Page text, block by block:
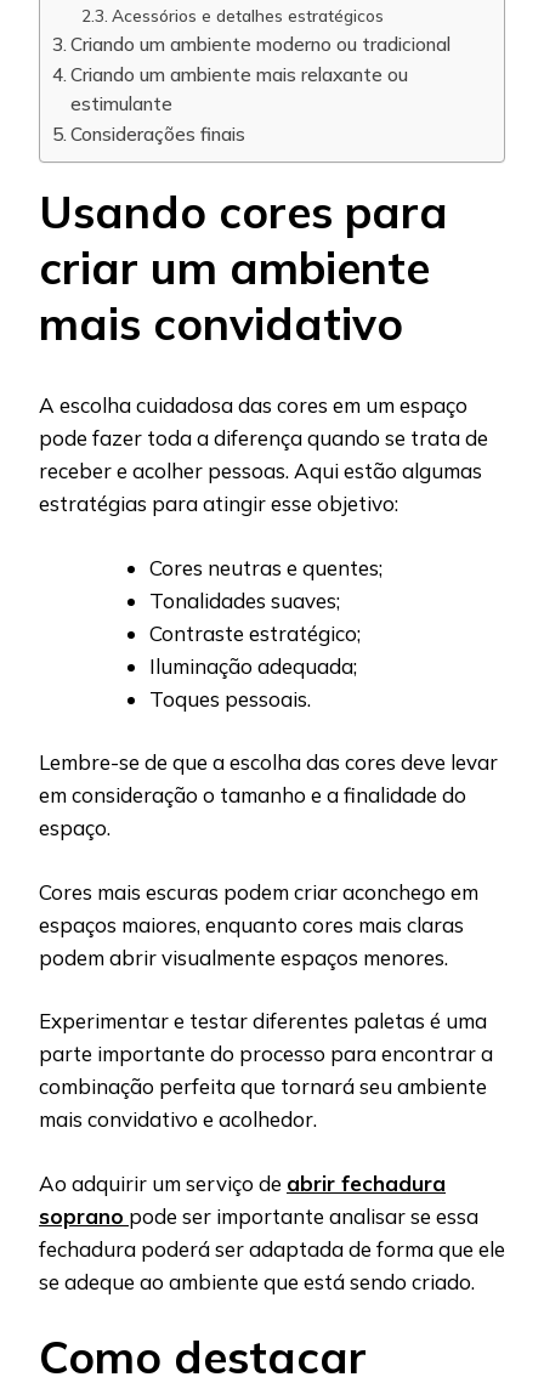
Acessórios e detalhes estratégicos
Criando um ambiente moderno ou tradicional
Criando um ambiente mais relaxante ou
estimulante
Considerações finais
Usando cores para
criar um ambiente
mais convidativo
A escolha cuidadosa das cores em um espaço
pode fazer toda a diferença quando se trata de
receber e acolher pessoas. Aqui estão algumas
estratégias para atingir esse objetivo:
Cores neutras e quentes;
Tonalidades suaves;
Contraste estratégico;
Iluminação adequada;
Toques pessoais.
Lembre-se de que a escolha das cores deve levar
em consideração o tamanho e a finalidade do
espaço.
Cores mais escuras podem criar aconchego em
espaços maiores, enquanto cores mais claras
podem abrir visualmente espaços menores.
Experimentar e testar diferentes paletas é uma
parte importante do processo para encontrar a
combinação perfeita que tornará seu ambiente
mais convidativo e acolhedor.
Ao adquirir um serviço de abrir fechadura
soprano pode ser importante analisar se essa
fechadura poderá ser adaptada de forma que ele
se adeque ao ambiente que está sendo criado.
Como destacar